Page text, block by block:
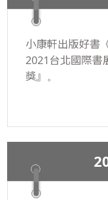
小康軒出版好書
2021台北國際書
獎』。